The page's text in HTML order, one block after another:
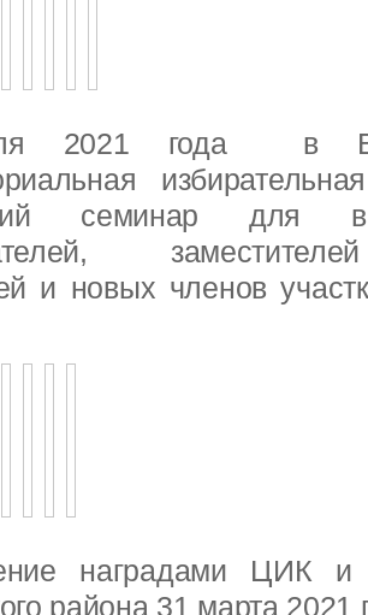
2021 года в
семинар для
и новых членов
наградами ЦИК
района 31 марта 2021